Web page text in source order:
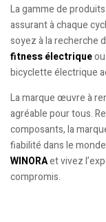
La gamme de
assurant à chaque
soyez à la recherche
fitness électrique
bicyclette électrique
La marque œuvre à
agréable pour tous.
composants, la
fiabilité dans le
WINORAet vivez
compromis.